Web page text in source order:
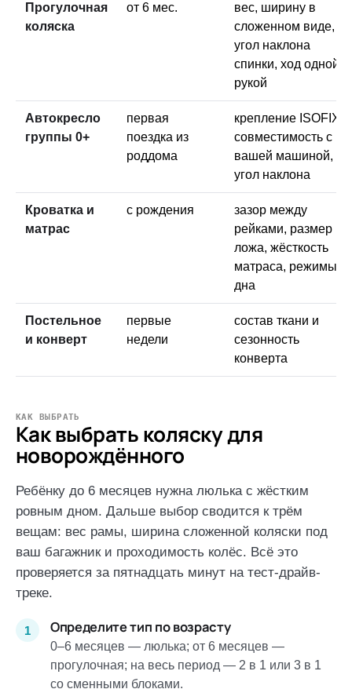
Прогулочная
коляска
от 6 мес.
вес, ширину в
сложенном виде,
угол наклона
спинки, ход одной
рукой
Автокресло
группы 0+
первая
поездка из
роддома
крепление ISOFIX и
совместимость с
вашей машиной,
угол наклона
Кроватка и
матрас
с рождения
зазор между
рейками, размер
ложа, жёсткость
матраса, режимы
дна
Постельное
и конверт
первые
недели
состав ткани и
сезонность
конверта
КАК ВЫБРАТЬ
Как выбрать коляску для
новорождённого
Ребёнку до 6 месяцев нужна люлька с жёстким
ровным дном. Дальше выбор сводится к трём
вещам: вес рамы, ширина сложенной коляски под
ваш багажник и проходимость колёс. Всё это
проверяется за пятнадцать минут на тест-драйв-
треке.
Определите тип по возрасту
0–6 месяцев — люлька; от 6 месяцев —
прогулочная; на весь период — 2 в 1 или 3 в 1
со сменными блоками.